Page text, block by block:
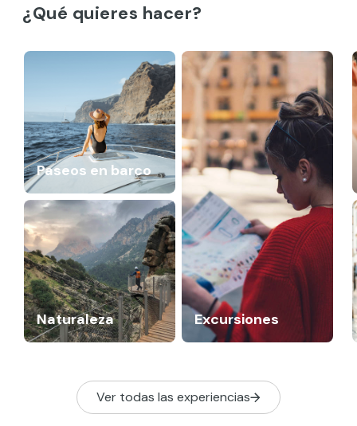
¿Qué quieres hacer?
Paseos en barco
Excursiones
Naturaleza
Ver todas las experiencias